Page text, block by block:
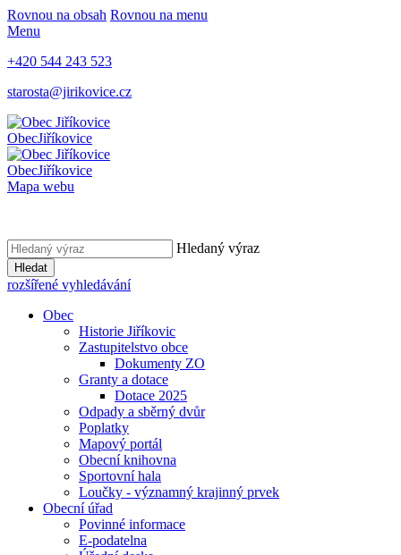
Rovnou na obsah Rovnou na menu
Menu
+420 544 243 523
starosta@jirikovice.cz
ObecJiříkovice
ObecJiříkovice
Mapa webu
Hledaný výraz
Hledat
rozšířené vyhledávání
Obec
Historie Jiříkovic
Zastupitelstvo obce
Dokumenty ZO
Granty a dotace
Dotace 2025
Odpady a sběrný dvůr
Poplatky
Mapový portál
Obecní knihovna
Sportovní hala
Loučky - významný krajinný prvek
Obecní úřad
Povinné informace
E-podatelna